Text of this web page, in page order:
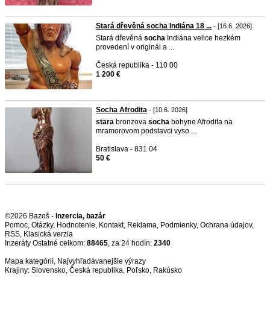
Stará dřevěná socha Indiána 18 ... - [16.6. 2026]
Stará dřevěná socha Indiána velice hezkém
provedení v originál a ...
Česká republika - 110 00
1 200 €
Socha Afrodita - [10.6. 2026]
stara bronzova socha bohyne Afrodita na
mramorovom podstavci vyso ...
Bratislava - 831 04
50 €
©2026 Bazoš - Inzercia, bazár
Pomoc, Otázky, Hodnotenie, Kontakt, Reklama, Podmienky, Ochrana údajov,
RSS,
Inzeráty Ostatné celkom: 88465, za 24 hodín: 2340
Mapa kategórií, Najvyhľadávanejšie výrazy
Krajiny: Slovensko, Česká republika, Poľsko, Rakúsko